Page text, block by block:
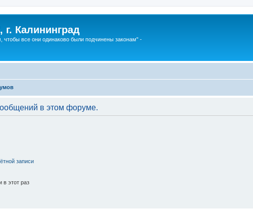
Калининград
чтобы все они одинаково были подчинены законам" -
в этом форуме.
записи
в этот раз